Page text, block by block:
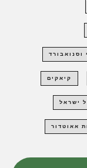
וסנואבורד
קיאקים
ישראל
אאוטדור